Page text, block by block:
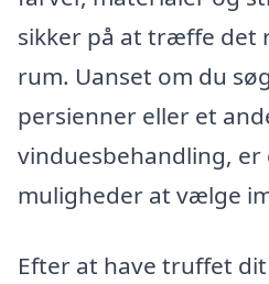
sikker på at træffe det
rum. Uanset om du
persienner eller et
vinduesbehandling, er
muligheder at vælge
Efter at have truffet